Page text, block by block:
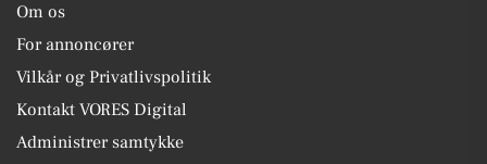
Om os
For annoncører
Vilkår og Privatlivspolitik
Kontakt VORES Digital
Administrer samtykke